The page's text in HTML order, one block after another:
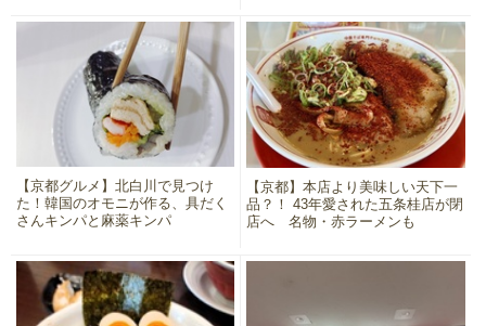
【京都グルメ】北白川で見つけ
た！韓国のオモニが作る、具だく
さんキンパと麻薬キンパ
【京都】本店より美味しい天下一
品？！ 43年愛された五条桂店が閉
店へ 名物・赤ラーメンも